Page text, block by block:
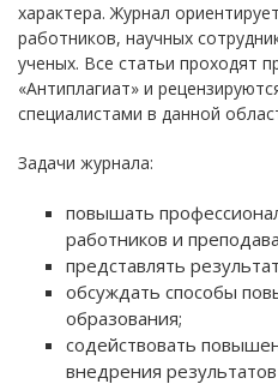
характера. Журнал
работников, научных
ученых. Все статьи проходят
«Антиплагиат» и
специалистами в данной
Задачи журнала:
повышать
работников и
представлять
обсуждать способы
образования;
содействовать
внедрения